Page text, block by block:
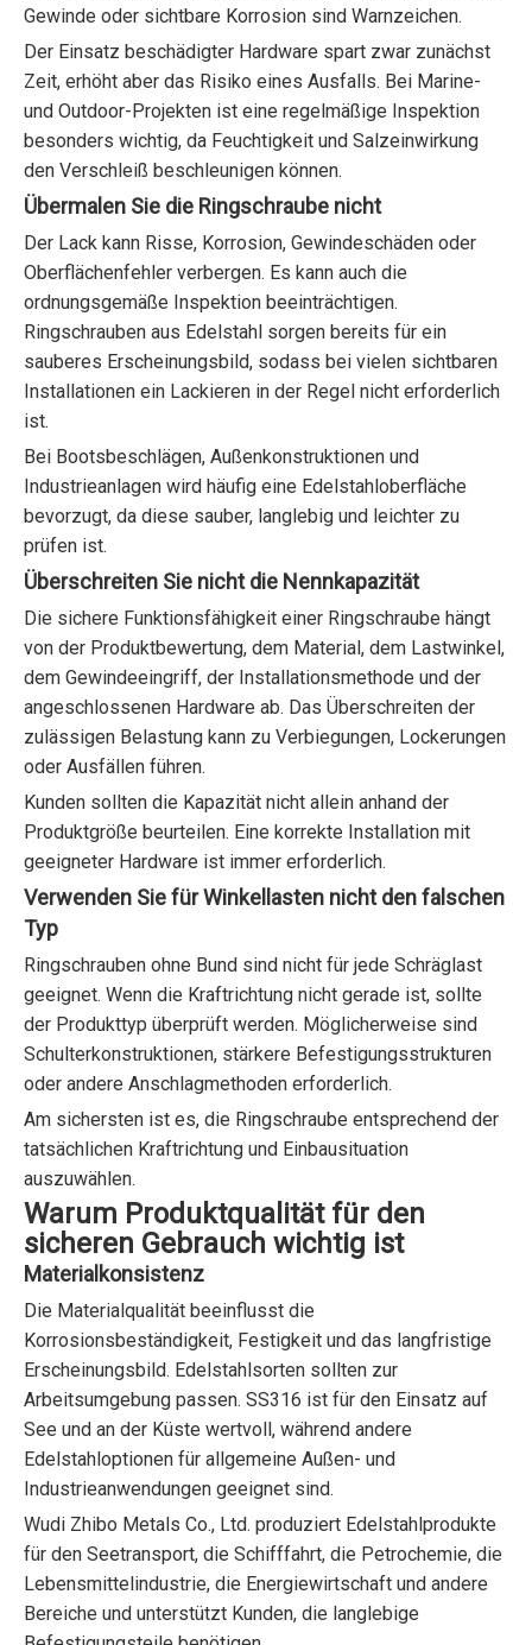
Gewinde oder sichtbare Korrosion sind Warnzeichen.
Der Einsatz beschädigter Hardware spart zwar zunächst
Zeit, erhöht aber das Risiko eines Ausfalls. Bei Marine-
und Outdoor-Projekten ist eine regelmäßige Inspektion
besonders wichtig, da Feuchtigkeit und Salzeinwirkung
den Verschleiß beschleunigen können.
Übermalen Sie die Ringschraube nicht
Der Lack kann Risse, Korrosion, Gewindeschäden oder
Oberflächenfehler verbergen. Es kann auch die
ordnungsgemäße Inspektion beeinträchtigen.
Ringschrauben aus Edelstahl sorgen bereits für ein
sauberes Erscheinungsbild, sodass bei vielen sichtbaren
Installationen ein Lackieren in der Regel nicht erforderlich
ist.
Bei Bootsbeschlägen, Außenkonstruktionen und
Industrieanlagen wird häufig eine Edelstahloberfläche
bevorzugt, da diese sauber, langlebig und leichter zu
prüfen ist.
Überschreiten Sie nicht die Nennkapazität
Die sichere Funktionsfähigkeit einer Ringschraube hängt
von der Produktbewertung, dem Material, dem Lastwinkel,
dem Gewindeeingriff, der Installationsmethode und der
angeschlossenen Hardware ab. Das Überschreiten der
zulässigen Belastung kann zu Verbiegungen, Lockerungen
oder Ausfällen führen.
Kunden sollten die Kapazität nicht allein anhand der
Produktgröße beurteilen. Eine korrekte Installation mit
geeigneter Hardware ist immer erforderlich.
Verwenden Sie für Winkellasten nicht den falschen
Typ
Ringschrauben ohne Bund sind nicht für jede Schräglast
geeignet. Wenn die Kraftrichtung nicht gerade ist, sollte
der Produkttyp überprüft werden. Möglicherweise sind
Schulterkonstruktionen, stärkere Befestigungsstrukturen
oder andere Anschlagmethoden erforderlich.
Am sichersten ist es, die Ringschraube entsprechend der
tatsächlichen Kraftrichtung und Einbausituation
auszuwählen.
Warum Produktqualität für den
sicheren Gebrauch wichtig ist
Materialkonsistenz
Die Materialqualität beeinflusst die
Korrosionsbeständigkeit, Festigkeit und das langfristige
Erscheinungsbild. Edelstahlsorten sollten zur
Arbeitsumgebung passen. SS316 ist für den Einsatz auf
See und an der Küste wertvoll, während andere
Edelstahloptionen für allgemeine Außen- und
Industrieanwendungen geeignet sind.
Wudi Zhibo Metals Co., Ltd. produziert Edelstahlprodukte
für den Seetransport, die Schifffahrt, die Petrochemie, die
Lebensmittelindustrie, die Energiewirtschaft und andere
Bereiche und unterstützt Kunden, die langlebige